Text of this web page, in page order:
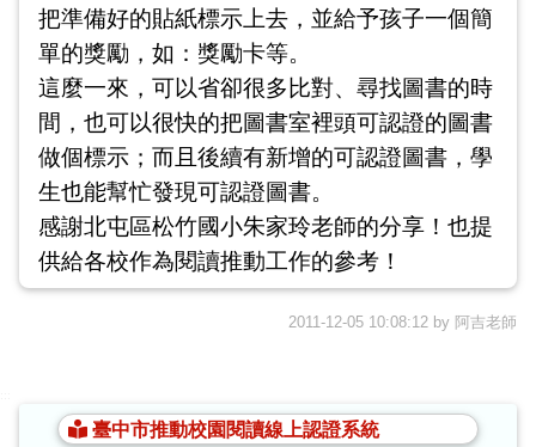
把準備好的貼紙標示上去，並給予孩子一個簡
單的獎勵，如：獎勵卡等。
這麼一來，可以省卻很多比對、尋找圖書的時
間，也可以很快的把圖書室裡頭可認證的圖書
做個標示；而且後續有新增的可認證圖書，學
生也能幫忙發現可認證圖書。
感謝北屯區松竹國小朱家玲老師的分享！也提
供給各校作為閱讀推動工作的參考！
2011-12-05 10:08:12 by 阿吉老師
臺中市推動校園閱讀線上認證系統